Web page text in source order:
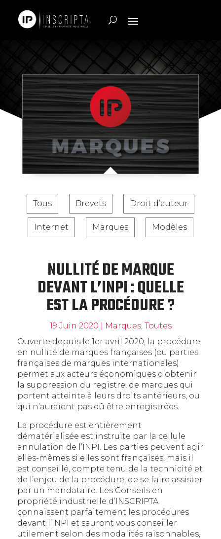
Tous Brevets Droit d’auteur
Internet Marques Modèles
NULLITÉ DE MARQUE
DEVANT L’INPI : QUELLE
EST LA PROCÉDURE ?
19 Juin 2020 Marques, Toutes
Ouverte depuis le 1er avril 2020, la procédure
en nullité de marques françaises (ou parties
françaises de marques internationales)
permet aux acteurs économiques d’obtenir
la suppression du registre, de marques qui
portent atteinte à leurs droits antérieurs, ou
qui n’auraient pas dû être enregistrées.
La procédure est entièrement
dématérialisée est instruite par la cellule
annulation de l’INPI. Les parties peuvent agir
elles-mêmes si elles sont françaises, mais il
est conseillé, compte tenu de la technicité et
de l’enjeu de la procédure, de se faire assister
par un mandataire. Les Conseils en
propriété industrielle d’INSCRIPTA
connaissent parfaitement les procédures
devant l’INPI et sauront vous conseiller
utilement selon des modalités raisonnables,